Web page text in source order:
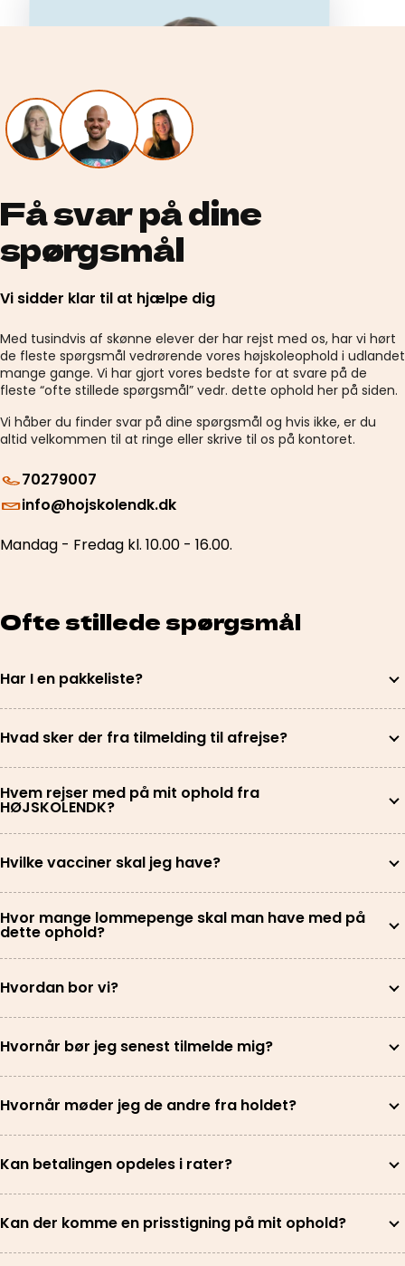
Få svar på dine
spørgsmål
Vi sidder klar til at hjælpe dig
Med tusindvis af skønne elever der har rejst med os, har vi hørt
de fleste spørgsmål vedrørende vores højskoleophold i udlandet
mange gange. Vi har gjort vores bedste for at svare på de
fleste “ofte stillede spørgsmål” vedr. dette ophold her på siden.
Vi håber du finder svar på dine spørgsmål og hvis ikke, er du
altid velkommen til at ringe eller skrive til os på kontoret.
70279007
info@hojskolendk.dk
Mandag - Fredag kl. 10.00 - 16.00.
Ofte stillede spørgsmål
Har I en pakkeliste?
Hvad sker der fra tilmelding til afrejse?
Hvem rejser med på mit ophold fra
HØJSKOLENDK?
Hvilke vacciner skal jeg have?
Hvor mange lommepenge skal man have med på
dette ophold?
Hvordan bor vi?
Hvornår bør jeg senest tilmelde mig?
Hvornår møder jeg de andre fra holdet?
Kan betalingen opdeles i rater?
Kan der komme en prisstigning på mit ophold?